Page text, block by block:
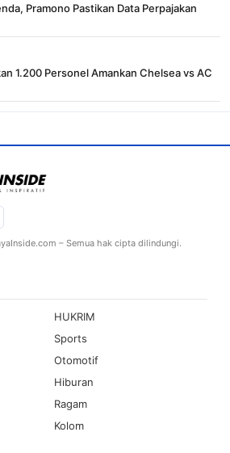
Pramono Pastikan Data Perpajakan
1.200 Personel Amankan Chelsea vs AC
– Semua hak cipta dilindungi.
HUKRIM
Sports
Otomotif
Hiburan
Ragam
Kolom